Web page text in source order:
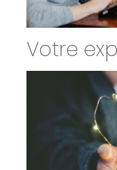
Votre